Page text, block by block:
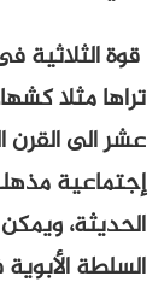
قوة الثلاثية
تراها مثلا
عشر الى القرن
إجتماعية
الحديثة،
السلطة